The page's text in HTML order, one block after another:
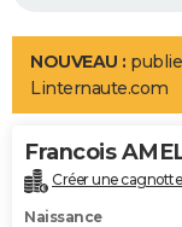
LIFESTYLE
Art de vivre
Bien-être
Loisirs
Mode
Modes de vie
Alimentation
Guide de la santé
Maladies
Médicaments
Sommeil
VOYAGE
Destinations
City break
Voyage nature
Voyage de noces
Forum
Climat
+PHOTO
NOUVEAU :
Linternaute.com
Francois
Créer une
Naissance